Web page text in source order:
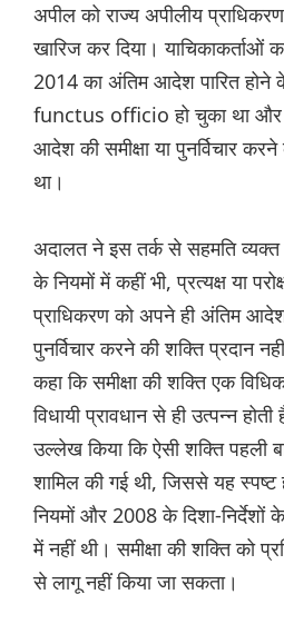
अपील को राज्य अपीलीय
खारिज कर दिया। याचिकाकर्ताओं
2014 का अंतिम आदेश पारित होने
functus officio हो चुका था
आदेश की समीक्षा या पुनर्विचार
था।
अदालत ने इस तर्क से सहमति
के नियमों में कहीं भी, प्रत्यक्ष या
प्राधिकरण को अपने ही अंतिम आदेश
पुनर्विचार करने की शक्ति प्रदान
कहा कि समीक्षा की शक्ति एक
विधायी प्रावधान से ही उत्पन्न
उल्लेख किया कि ऐसी शक्ति पहली
शामिल की गई थी, जिससे यह
नियमों और 2008 के दिशा-निर्देशों
में नहीं थी। समीक्षा की शक्ति को
से लागू नहीं किया जा सकता।